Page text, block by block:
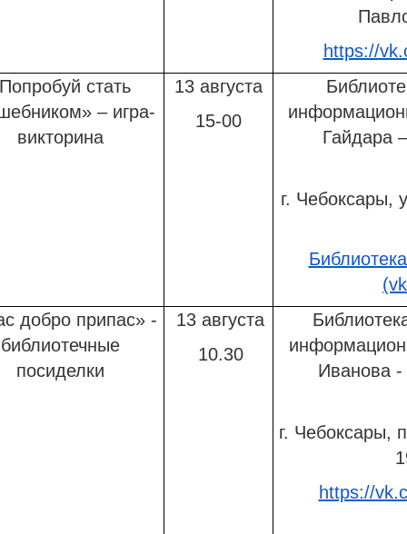
https://
стать
– игра-
викторина
13 августа
15-00
Гайдара
г. Чебоксары,
добро припас» -
библиотечные
посиделки
13 августа
10.30
Иванова
г. Чебоксары,
https://